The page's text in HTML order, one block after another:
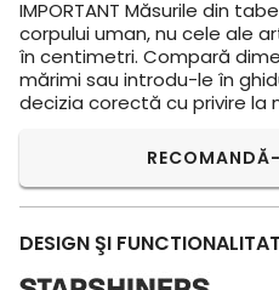
IMPORTANT Măsurile din
corpului uman, nu cele ale
în centimetri. Compară
mărimi sau introdu-le în
decizia corectă cu privire la
DESIGN ŞI